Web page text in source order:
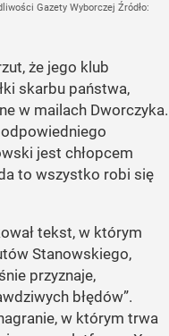
Gazety Wyborczej Źródło:
że jego klub
skarbu państwa,
w mailach Dworczyka.
jest chłopcem
to wszystko robi się
tekst, w którym
Stanowskiego,
przyznaje,
błędów”.
w którym trwa